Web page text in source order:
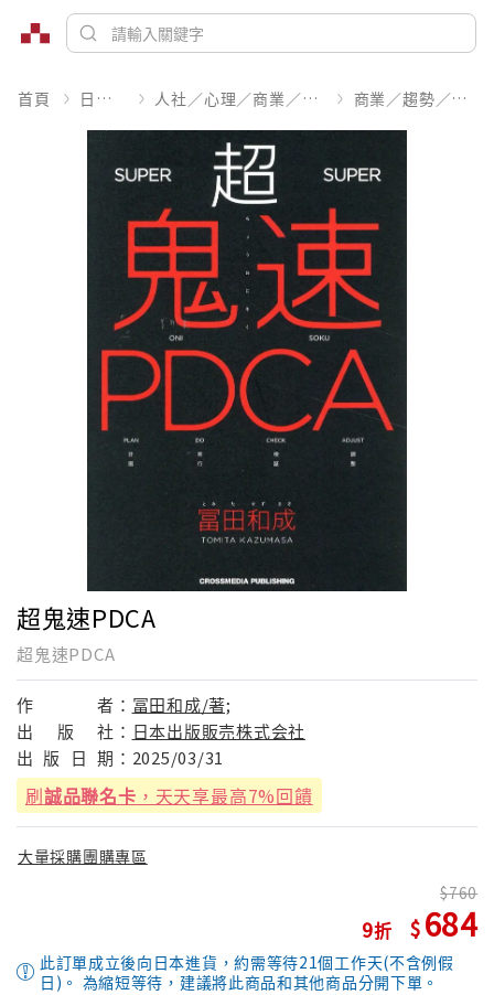
首頁 日文書 人社／心理／商業／其他 商業／趨勢／求職
超鬼速PDCA
超鬼速PDCA
作 者： 冨田和成/著;
出
版 社： 日本出版販売株式会社
出 版 日 期： 2025/03/31
刷誠品聯名卡 ，天天享最高7%回饋
大量採購團購專區
9
760
684
此訂單成立後向日本進貨，約需等待21個工作天(不含例假
日)。 為縮短等待，建議將此商品和其他商品分開下單。